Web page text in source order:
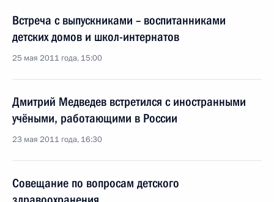
Встреча с выпускниками – воспитанниками
детских домов и школ-интернатов
25 мая 2011 года, 15:00
Дмитрий Медведев встретился с иностранными
учёными, работающими в России
23 мая 2011 года, 16:30
Совещание по вопросам детского